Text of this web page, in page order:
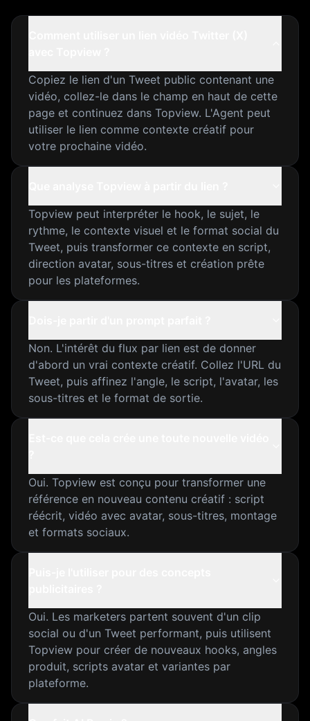
Copiez le lien d'un Tweet public contenant une
vidéo, collez-le dans le champ en haut de cette
page et continuez dans Topview. L'Agent peut
utiliser le lien comme contexte créatif pour
votre prochaine vidéo.
Topview peut interpréter le hook, le sujet, le
rythme, le contexte visuel et le format social du
Tweet, puis transformer ce contexte en script,
direction avatar, sous-titres et création prête
pour les plateformes.
Non. L'intérêt du flux par lien est de donner
d'abord un vrai contexte créatif. Collez l'URL du
Tweet, puis affinez l'angle, le script, l'avatar, les
sous-titres et le format de sortie.
Oui. Topview est conçu pour transformer une
référence en nouveau contenu créatif : script
réécrit, vidéo avec avatar, sous-titres, montage
et formats sociaux.
Oui. Les marketers partent souvent d'un clip
social ou d'un Tweet performant, puis utilisent
Topview pour créer de nouveaux hooks, angles
produit, scripts avatar et variantes par
plateforme.